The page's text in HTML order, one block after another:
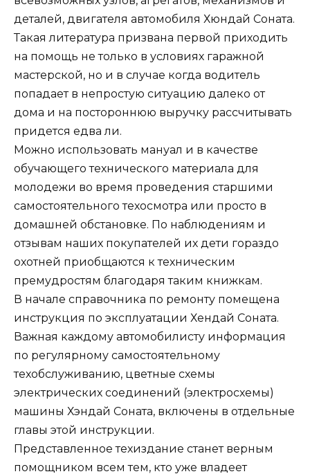
деталей, двигателя автомобиля Хюндай Соната.
Такая литература призвана первой приходить
на помощь не только в условиях гаражной
мастерской, но и в случае когда водитель
попадает в непростую ситуацию далеко от
дома и на постороннюю выручку рассчитывать
придется едва ли.
Можно использовать мануал и в качестве
обучающего технического материала для
молодежи во время проведения старшими
самостоятельного техосмотра или просто в
домашней обстановке. По наблюдениям и
отзывам наших покупателей их дети гораздо
охотней приобщаются к техническим
премудростям благодаря таким книжкам.
В начале справочника по ремонту помещена
инструкция по эксплуатации Хендай Соната.
Важная каждому автомобилисту информация
по регулярному самостоятельному
техобслуживанию, цветные схемы
электрических соединений (электросхемы)
машины Хэндай Соната, включены в отдельные
главы этой инструкции.
Представленное техиздание станет верным
помощником всем тем, кто уже владеет